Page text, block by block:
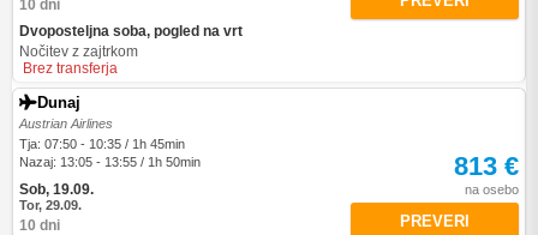
10 dni
Dvoposteljna soba, pogled na vrt
Nočitev z zajtrkom
Brez transferja
Dunaj
Austrian Airlines
Tja: 07:50 - 10:35 / 1h 45min
Nazaj: 13:05 - 13:55 / 1h 50min
Sob, 19.09.
Tor, 29.09.
10 dni
813 €
na osebo
PREVERI